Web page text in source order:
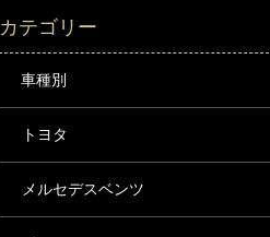
カテゴリー
車種別
トヨタ
メルセデスベンツ